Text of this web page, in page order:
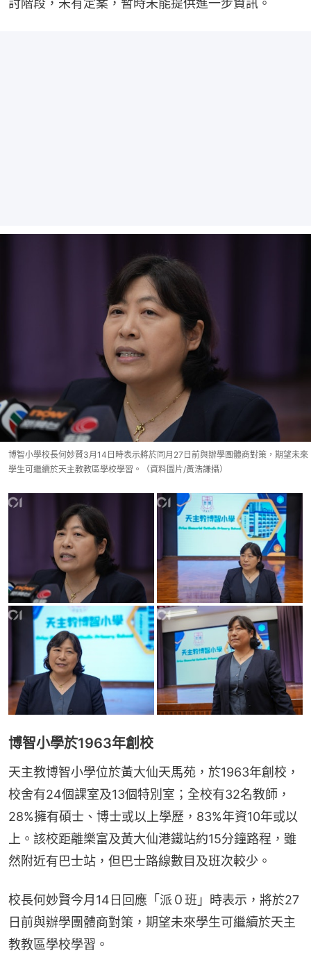
討階段，未有定案，暫時未能提供進一步資訊。
博智小學校長何妙賢3月14日時表示將於同月27日前與辦學團體商對策，期望未來
學生可繼續於天主教教區學校學習。（資料圖片/黃浩謙攝）
博智小學於1963年創校
天主教博智小學位於黃大仙天馬苑，於1963年創校，
校舍有24個課室及13個特別室；全校有32名教師，
28%擁有碩士、博士或以上學歷，83%年資10年或以
上。該校距離樂富及黃大仙港鐵站約15分鐘路程，雖
然附近有巴士站，但巴士路線數目及班次較少。
校長何妙賢今月14日回應「派０班」時表示，將於27
日前與辦學團體商對策，期望未來學生可繼續於天主
教教區學校學習。